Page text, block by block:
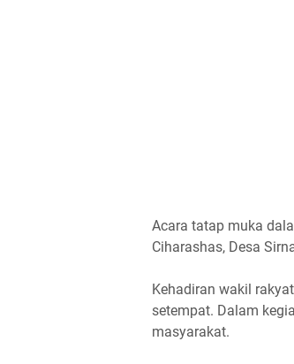
Acara tatap muka
Ciharashas, Desa
Kehadiran wakil
setempat. Dalam
masyarakat.